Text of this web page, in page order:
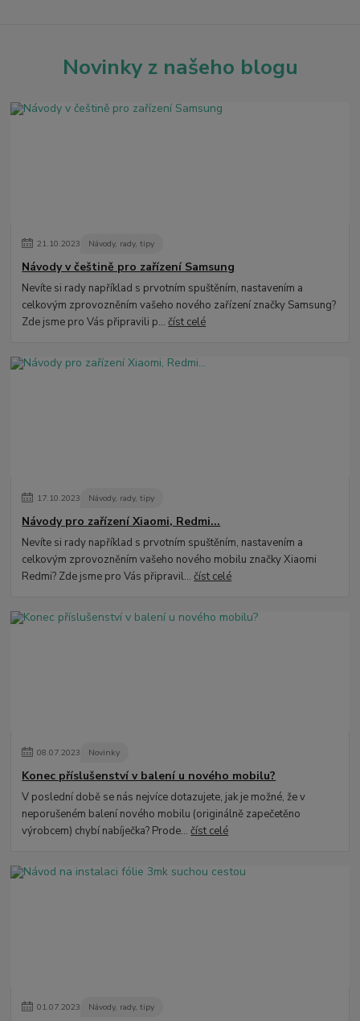
Novinky z našeho blogu
21.10.2023 Návody, rady, tipy
Návody v češtině pro zařízení Samsung
Nevíte si rady například s prvotním spuštěním, nastavením a
celkovým zprovozněním vašeho nového zařízení značky Samsung?
Zde jsme pro Vás připravili p...číst celé
17.10.2023 Návody, rady, tipy
Návody pro zařízení Xiaomi, Redmi...
Nevíte si rady například s prvotním spuštěním, nastavením a
celkovým zprovozněním vašeho nového mobilu značky Xiaomi
Redmi? Zde jsme pro Vás připravil...číst celé
08.07.2023 Novinky
Konec příslušenství v balení u nového mobilu?
V poslední době se nás nejvíce dotazujete, jak je možné, že v
neporušeném balení nového mobilu (originálně zapečetěno
výrobcem) chybí nabíječka? Prode...číst celé
01.07.2023 Návody, rady, tipy